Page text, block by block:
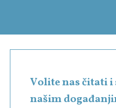
Volite nas čitati
našim